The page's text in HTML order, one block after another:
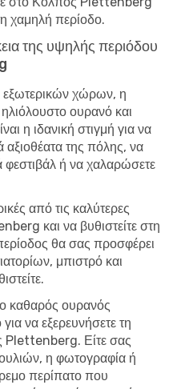
χαμηλή περίοδο.
της υψηλής περιόδου
εξωτερικών χώρων, η
ουρανό και
η ιδανική στιγμή για να
αξιοθέατα της πόλης, να
φεστιβάλ ή να χαλαρώσετε
από τις καλύτερες
και να βυθιστείτε στη
θα σας προσφέρει
μπιστρό και
ο καθαρός ουρανός
να εξερευνήσετε τη
Plettenberg. Είτε σας
η φωτογραφία ή
περίπατο που